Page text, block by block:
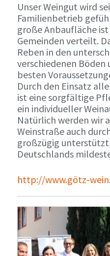
Unser Weingut wird
Familienbetrieb
große Anbaufläche
Gemeinden verteilt.
Reben in den
verschiedenen
besten
Durch den Einsatz
ist eine sorgfältige
ein individueller
Natürlich werden wir
Weinstraße auch
großzügig
Deutschlands
http://www.götz-